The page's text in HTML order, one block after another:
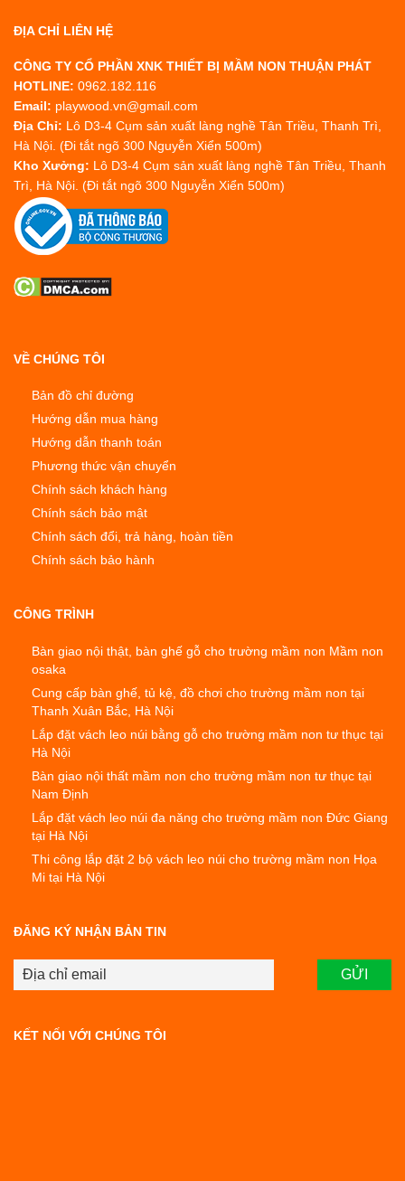
ĐỊA CHỈ LIÊN HỆ
CÔNG TY CỔ PHẦN XNK THIẾT BỊ MẦM NON THUẬN PHÁT
HOTLINE: 0962.182.116
Email: playwood.vn@gmail.com
Địa Chỉ: Lô D3-4 Cụm sản xuất làng nghề Tân Triều, Thanh Trì,
Hà Nội. (Đi tắt ngõ 300 Nguyễn Xiển 500m)
Kho Xưởng: Lô D3-4 Cụm sản xuất làng nghề Tân Triều, Thanh
Trì, Hà Nội. (Đi tắt ngõ 300 Nguyễn Xiển 500m)
VỀ CHÚNG TÔI
Bản đồ chỉ đường
Hướng dẫn mua hàng
Hướng dẫn thanh toán
Phương thức vận chuyển
Chính sách khách hàng
Chính sách bảo mật
Chính sách đổi, trả hàng, hoàn tiền
Chính sách bảo hành
CÔNG TRÌNH
Bàn giao nội thật, bàn ghế gỗ cho trường mầm non Mầm non
osaka
Cung cấp bàn ghế, tủ kệ, đồ chơi cho trường mầm non tại
Thanh Xuân Bắc, Hà Nội
Lắp đặt vách leo núi bằng gỗ cho trường mầm non tư thục tại
Hà Nội
Bàn giao nội thất mầm non cho trường mầm non tư thục tại
Nam Định
Lắp đặt vách leo núi đa năng cho trường mầm non Đức Giang
tại Hà Nội
Thi công lắp đặt 2 bộ vách leo núi cho trường mầm non Họa
Mi tại Hà Nội
ĐĂNG KÝ NHẬN BẢN TIN
KẾT NỐI VỚI CHÚNG TÔI